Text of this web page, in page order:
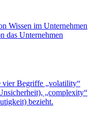
Wissen im Unternehmen
das Unternehmen
Begriffe „volatility“
„complexity“
bezieht.